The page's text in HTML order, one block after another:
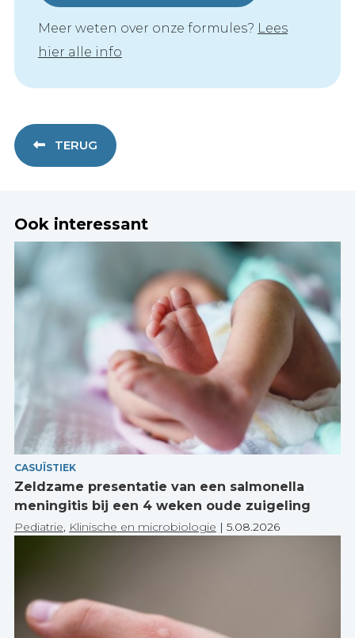
Meer weten over onze formules? Lees
hier alle info
TERUG
Ook interessant
CASUÏSTIEK
Zeldzame presentatie van een salmonella
meningitis bij een 4 weken oude zuigeling
Pediatrie, Klinische en microbiologie | 5.08.2026